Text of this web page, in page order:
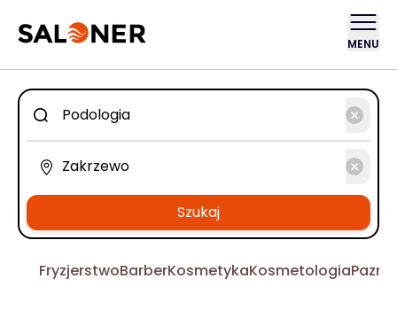
MENU
Szukaj
FryzjerstwoBarberKosmetykaKosmetologia